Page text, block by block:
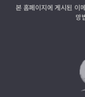
본 홈페이지에 게시된 이
망